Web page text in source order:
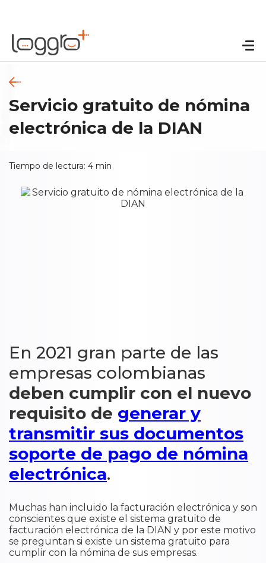
Servicio gratuito de nómina
electrónica de la DIAN
Tiempo de lectura: 4 min
En 2021 gran parte de las
empresas colombianas
deben cumplir con el nuevo
requisito de generar y
transmitir sus documentos
soporte de pago de nómina
electrónica.
Muchas han incluido la facturación electrónica y son
conscientes que existe el sistema gratuito de
facturación electrónica de la DIAN y por este motivo
se preguntan si existe un sistema gratuito para
cumplir con la nómina de sus empresas.